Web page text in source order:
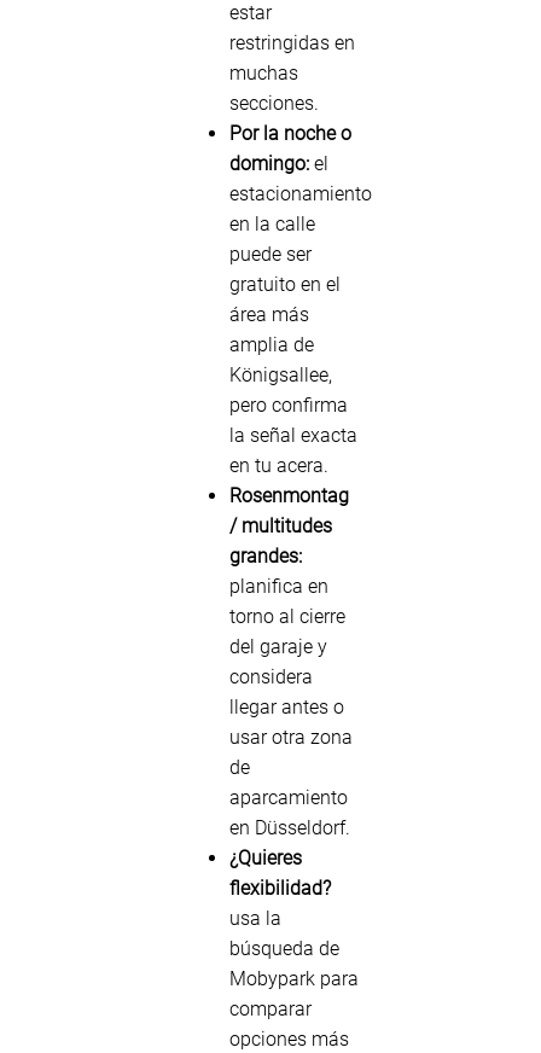
estar
restringidas en
muchas
secciones.
Por la noche o
domingo: el
estacionamiento
en la calle
puede ser
gratuito en el
área más
amplia de
Königsallee,
pero confirma
la señal exacta
en tu acera.
Rosenmontag
/ multitudes
grandes:
planifica en
torno al cierre
del garaje y
considera
llegar antes o
usar otra zona
de
aparcamiento
en Düsseldorf.
¿Quieres
flexibilidad?
usa la
búsqueda de
Mobypark para
comparar
opciones más